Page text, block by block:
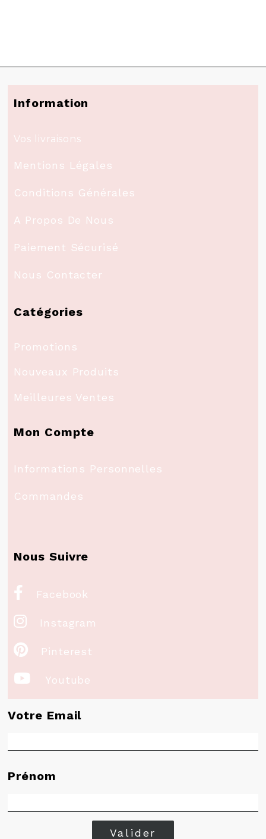
Information
Vos livraisons
Mentions Légales
Conditions Générales
A Propos De Nous
Paiement Sécurisé
Nous Contacter
Catégories
Promotions
Nouveaux Produits
Meilleures Ventes
Mon Compte
Informations Personnelles
Commandes
Nous Suivre
 Facebook
 Instagram
 Pinterest
 Youtube
Votre Email
Prénom
Valider